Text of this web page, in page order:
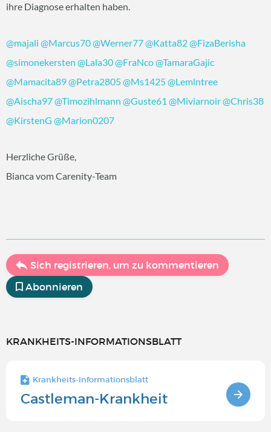
ihre Diagnose erhalten haben.
@majali @Marcus70@Werner77@Katta82@FizaBerisha
@simonekersten @Lala30@FraNco@TamaraGajic
@Mamacita89@Petra2805@Ms1425@Lemlntree
@Aischa97@Timozihlmann @Guste61 @Miviarnoir@Chris38
@KirstenG @Marion0207
Herzliche Grüße,
Bianca vom Carenity-Team
Sich registrieren, um zu kommentieren
Abonnieren
KRANKHEITS-INFORMATIONSBLATT
Krankheits-Informationsblatt
Castleman-Krankheit